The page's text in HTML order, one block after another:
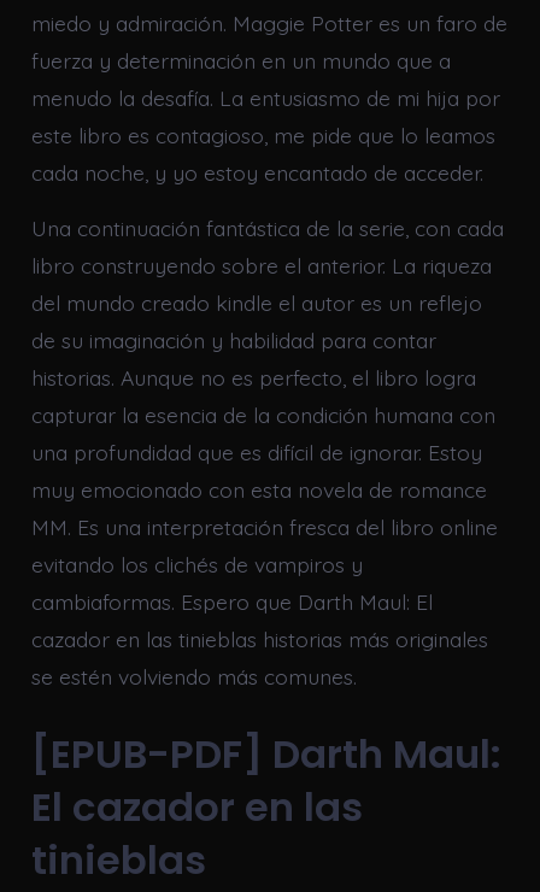
miedo y admiración. Maggie Potter es un faro de
fuerza y determinación en un mundo que a
menudo la desafía. La entusiasmo de mi hija por
este libro es contagioso, me pide que lo leamos
cada noche, y yo estoy encantado de acceder.
Una continuación fantástica de la serie, con cada
libro construyendo sobre el anterior. La riqueza
del mundo creado kindle el autor es un reflejo
de su imaginación y habilidad para contar
historias. Aunque no es perfecto, el libro logra
capturar la esencia de la condición humana con
una profundidad que es difícil de ignorar. Estoy
muy emocionado con esta novela de romance
MM. Es una interpretación fresca del libro online​
evitando los clichés de vampiros y
cambiaformas. Espero que Darth Maul: El
cazador en las tinieblas historias más originales
se estén volviendo más comunes.
[EPUB-PDF] Darth Maul:
El cazador en las
tinieblas